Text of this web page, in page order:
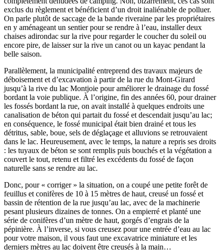
exclus du règlement et bénéficient d’un droit inaliénable de polluer.
On parle plutôt de saccage de la bande riveraine par les propriétaires
en y aménageant un sentier pour se rendre à l’eau, installer deux
chaises adirondac sur la rive pour regarder le coucher du soleil ou
encore pire, de laisser sur la rive un canot ou un kayac pendant la
belle saison.
Parallèlement, la municipalité entreprend des travaux majeurs de
déboisement et d’excavation à partir de la rue du Mont-Girard
jusqu’à la rive du lac Montjoie pour améliorer le drainage du fossé
bordant la voie publique. À l’origine, fin des années 60, pour drainer
les fossés bordant la rue, on avait installé à quelques endroits une
canalisation de béton qui partait du fossé et descendait jusqu’au lac;
en conséquence, le fossé municipal était bien drainé et tous les
détritus, sable, boue, sels de déglaçage et alluvions se retrouvaient
dans le lac. Heureusement, avec le temps, la nature a repris ses droits
: les tuyaux de béton se sont remplis puis bouchés et la végétation a
couvert le tout, retenu et filtré les excédents du fossé de façon
naturelle sans se rendre au lac.
Donc, pour « corriger » la situation, on a coupé une petite forêt de
feuillus et conifères de 10 à 15 mètres de haut, creusé un fossé et
bassin de rétention de la rue jusqu’au lac, avec de la machinerie
pesant plusieurs dizaines de tonnes. On a empierré et planté une
série de conifères d’un mètre de haut, gorgés d’engrais de la
pépinière. À l’inverse, si vous creusez pour une entrée d’eau au lac
pour votre maison, il vous faut une excavatrice miniature et les
derniers mètres au lac doivent être creusés à la main…